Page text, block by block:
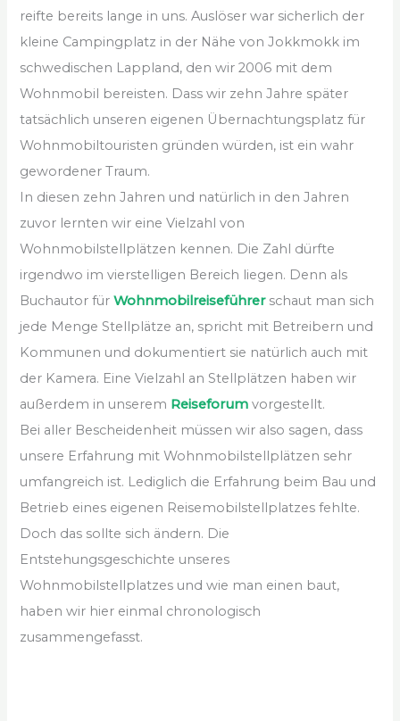
reifte bereits lange in uns. Auslöser war sicherlich der
kleine Campingplatz in der Nähe von Jokkmokk im
schwedischen Lappland, den wir 2006 mit dem
Wohnmobil bereisten. Dass wir zehn Jahre später
tatsächlich unseren eigenen Übernachtungsplatz für
Wohnmobiltouristen gründen würden, ist ein wahr
gewordener Traum.
In diesen zehn Jahren und natürlich in den Jahren
zuvor lernten wir eine Vielzahl von
Wohnmobilstellplätzen kennen. Die Zahl dürfte
irgendwo im vierstelligen Bereich liegen. Denn als
Buchautor fürWohnmobilreiseführerschaut man sich
jede Menge Stellplätze an, spricht mit Betreibern und
Kommunen und dokumentiert sie natürlich auch mit
der Kamera. Eine Vielzahl an Stellplätzen haben wir
außerdem in unserem Reiseforum vorgestellt.
Bei aller Bescheidenheit müssen wir also sagen, dass
unsere Erfahrung mit Wohnmobilstellplätzen sehr
umfangreich ist. Lediglich die Erfahrung beim Bau und
Betrieb eines eigenen Reisemobilstellplatzes fehlte.
Doch das sollte sich ändern. Die
Entstehungsgeschichte unseres
Wohnmobilstellplatzes und wie man einen baut,
haben wir hier einmal chronologisch
zusammengefasst.